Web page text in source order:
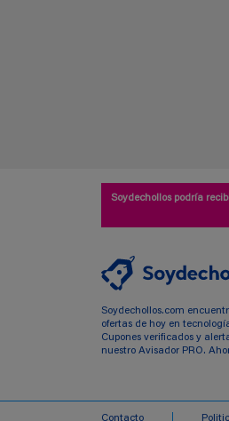
Soydechollos podría
Soydechollos.com
ofertas de hoy en
Cupones verificados y
nuestro Avisador PRO.
Contacto